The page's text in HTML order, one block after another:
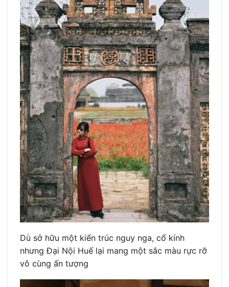
Dù sở hữu một kiến trúc nguy nga, cổ kính
nhưng Đại Nội Huế lại mang một sắc màu rực rỡ
vô cùng ấn tượng